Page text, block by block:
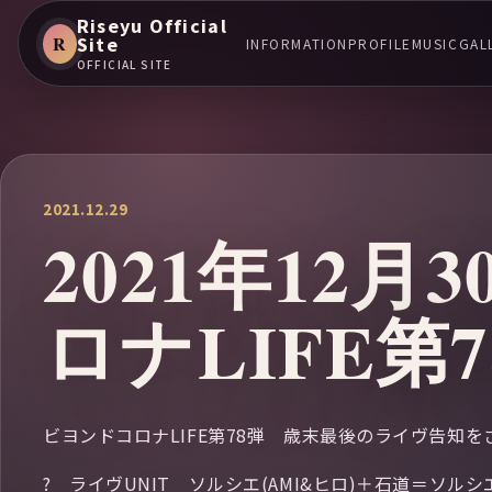
R
Riseyu Official
Site
OFFICIAL SITE
INFORMATIONPROFILEMUSIC
2021.12.29
2021年12月
ロナLIFE第
ビヨンドコロナLIFE第78弾 歳末最後のライヴ告知を
? ライヴUNIT ソルシエ(AMI&ヒロ)＋石道＝ソルシ